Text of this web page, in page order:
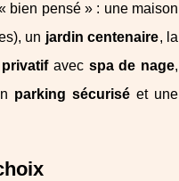
bien pensé » : une maison
un jardin centenaire, la
avec spa de nage,
parking sécurisé et une